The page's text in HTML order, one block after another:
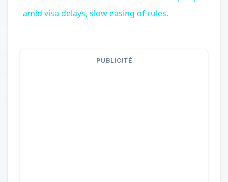
amid visa delays, slow easing of rules.
PUBLICITÉ